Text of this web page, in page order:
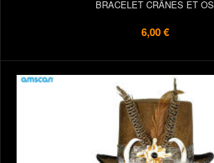
BRACELET CRÂNES ET OS
6,00 €